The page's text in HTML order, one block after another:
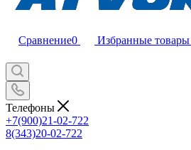
Сравнение0 Избранные товары
Телефоны
+7(900)21-02-722
8(343)20-02-722